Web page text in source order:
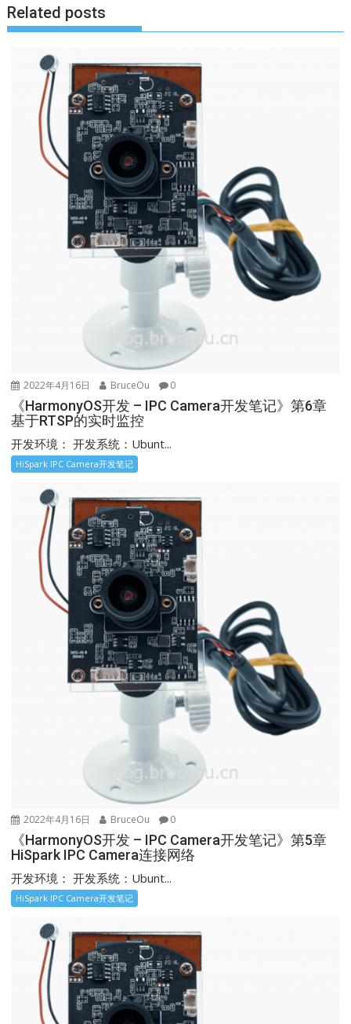
Related posts
2022年4月16日 BruceOu 0
《HarmonyOS开发 – IPC Camera开发笔记》第6章
基于RTSP的实时监控
开发环境： 开发系统：Ubunt...
HiSpark IPC Camera开发笔记
2022年4月16日 BruceOu 0
《HarmonyOS开发 – IPC Camera开发笔记》第5章
HiSpark IPC Camera连接网络
开发环境： 开发系统：Ubunt...
HiSpark IPC Camera开发笔记